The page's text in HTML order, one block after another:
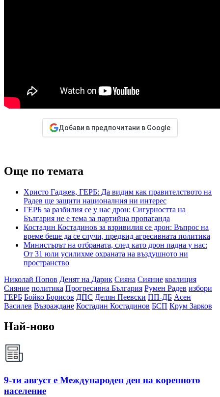
Добави в предпочитани в Google
Още по темата
Христо Гаджев, ГЕРБ: Да видим как правителството на
Радев ще защити националния ни интерес
ГЕРБ за разбилия се у нас дрон: Сигурността на
България не е тема за партийна пропаганда
Костадин Костадинов за взривилия се дрон: Въпрос на
време беше да се случи, предвид агресивната политика
Министърът на отбраната, след като дрон падна у нас:
От 31 юли усилихме охраната на въздушното ни
пространство
Николай Попов Денят на Дарик Сияна Сияние коалиция
Сияние политика Прогресивна България Румен Радев избори
ГЕРБ Бойко Борисов ДПС Делян Пеевски ПП-ДБ Асен
Василев Възраждане Костадин Костадинов БСП Крум Зарков
Най-ново
9-ти август е Международен ден на коренното
население